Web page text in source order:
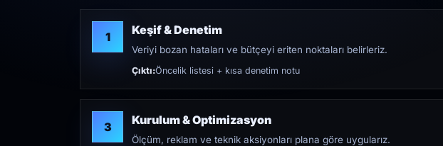
1 Keşif & Denetim
Veriyi bozan hataları ve bütçeyi eriten noktaları belirleriz.
Çıktı:Öncelik listesi + kısa denetim notu
3 Kurulum & Optimizasyon
Ölçüm, reklam ve teknik aksiyonları plana göre uygularız.